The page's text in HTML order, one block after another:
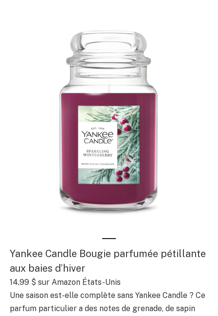
Yankee Candle Bougie parfumée pétillante
aux baies d’hiver
14,99 $ sur Amazon États-Unis
Une saison est-elle complète sans Yankee Candle ? Ce
parfum particulier a des notes de grenade, de sapin